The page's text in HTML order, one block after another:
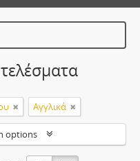
Αγγλικά
options